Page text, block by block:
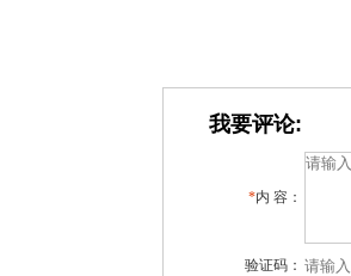
我要评论:
*内 容：
验证码：